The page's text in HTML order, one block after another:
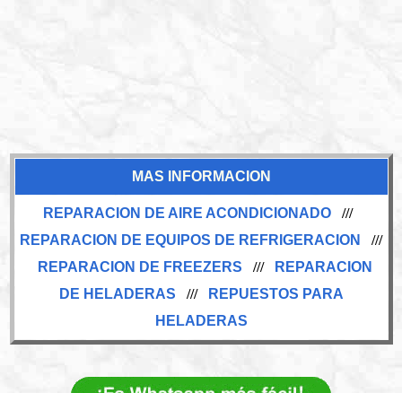
MAS INFORMACION
REPARACION DE AIRE ACONDICIONADO///
REPARACION DE EQUIPOS DE REFRIGERACION
///
REPARACION DE FREEZERS ///
REPARACION
DE HELADERAS ///
REPUESTOS PARA
HELADERAS